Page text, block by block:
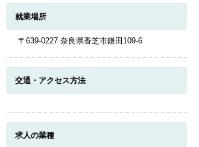
就業場所
〒639-0227 奈良県香芝市鎌田109-6
交通・アクセス方法
求人の業種